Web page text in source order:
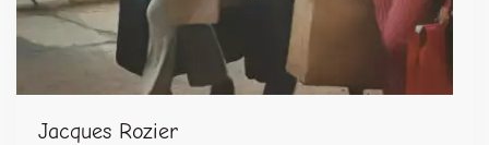
Jacques Rozier